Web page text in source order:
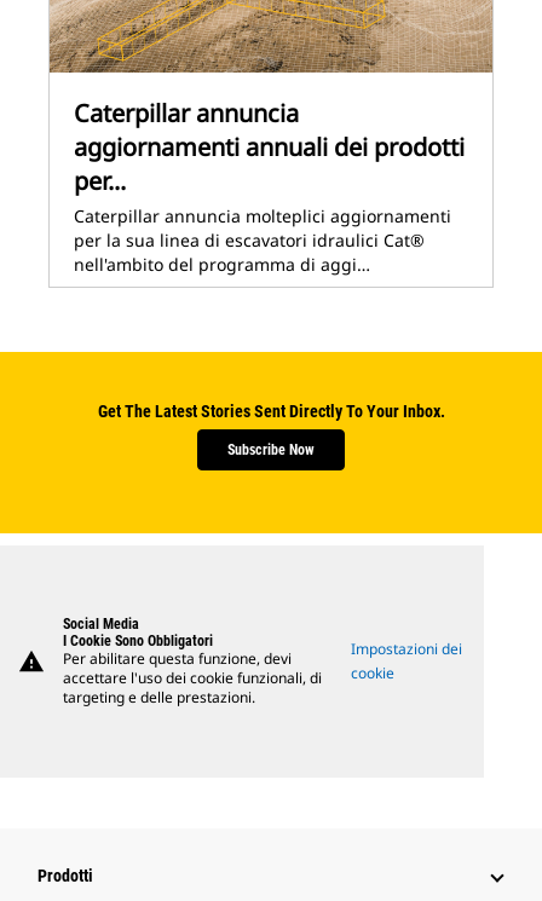
Caterpillar annuncia
aggiornamenti annuali dei prodotti
per...
Caterpillar annuncia molteplici aggiornamenti
per la sua linea di escavatori idraulici Cat®
nell'ambito del programma di aggi…
Get The Latest Stories Sent Directly To Your Inbox.
Subscribe Now
warning
Social Media
I Cookie Sono Obbligatori
Per abilitare questa funzione, devi
accettare l'uso dei cookie funzionali, di
targeting e delle prestazioni.
Impostazioni dei
cookie
Prodotti